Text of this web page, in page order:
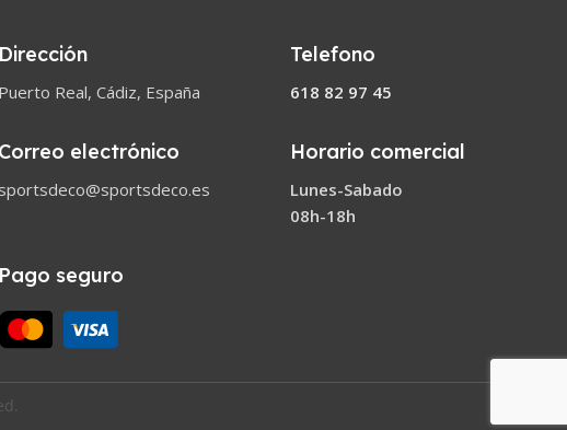
Dirección
Puerto Real, Cádiz, España
Correo electrónico
sportsdeco@sportsdeco.es
Telefono
618 82 97 45
Horario comercial
Lunes-Sabado
08h-18h
Pago seguro